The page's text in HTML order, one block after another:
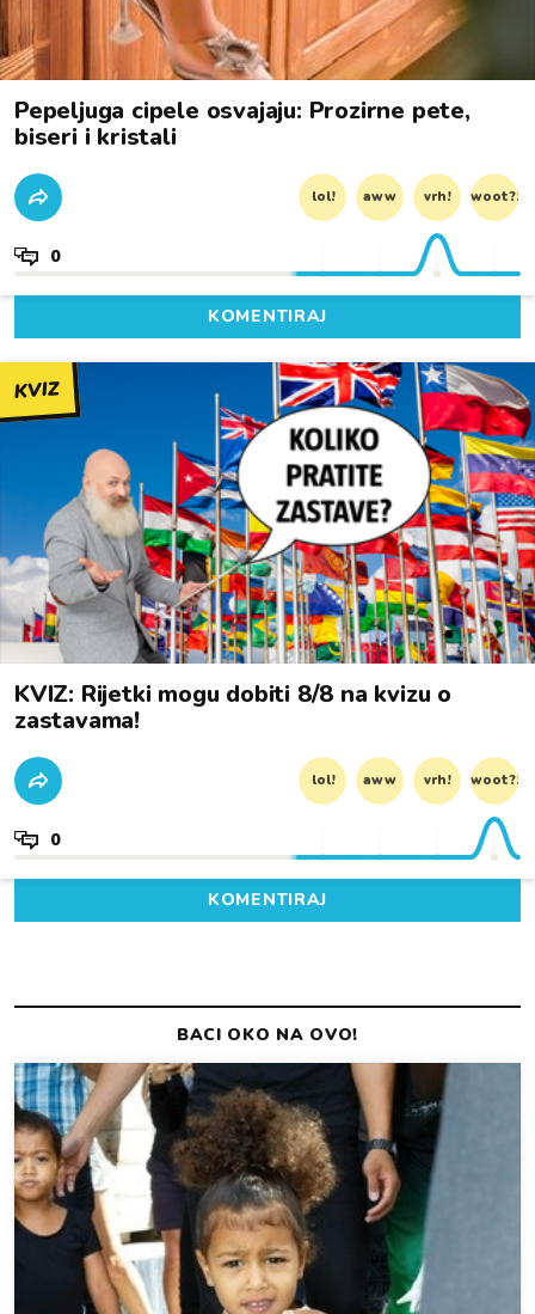
Pepeljuga cipele osvajaju: Prozirne pete,
biseri i kristali
lol! aww vrh! woot?!
0
KOMENTIRAJ
KVIZ
KVIZ: Rijetki mogu dobiti 8/8 na kvizu o
zastavama!
lol! aww vrh! woot?!
0
KOMENTIRAJ